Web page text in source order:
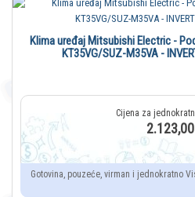
Klima uređaj Mitsubishi Electric -
KT35VG/SUZ-M35VA -
Gotovina, pouzeće, virman i jednokratno